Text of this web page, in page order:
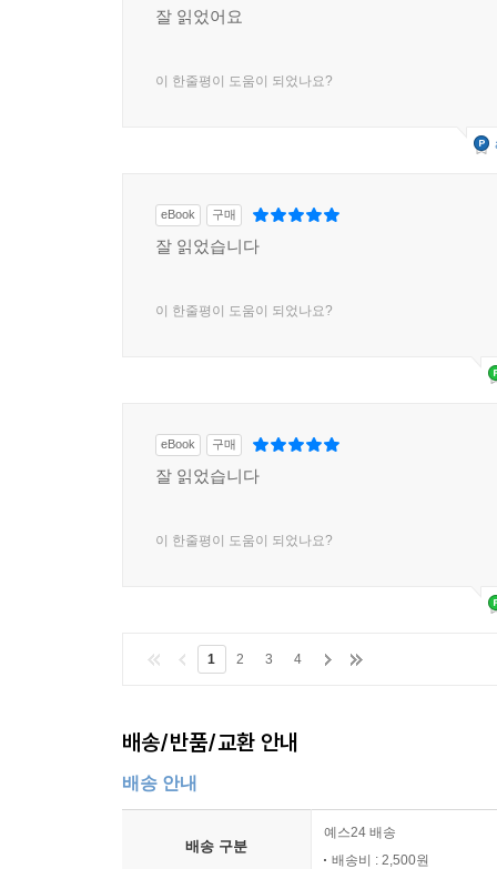
잘 읽었어요
이 한줄평이 도움이 되었나요?
eBook 구매
잘 읽었습니다
이 한줄평이 도움이 되었나요?
eBook 구매
잘 읽었습니다
이 한줄평이 도움이 되었나요?
1 2 3 4
배송/반품/교환 안내
배송 안내
배송 구분
예스24 배송
배송비 : 2,500원